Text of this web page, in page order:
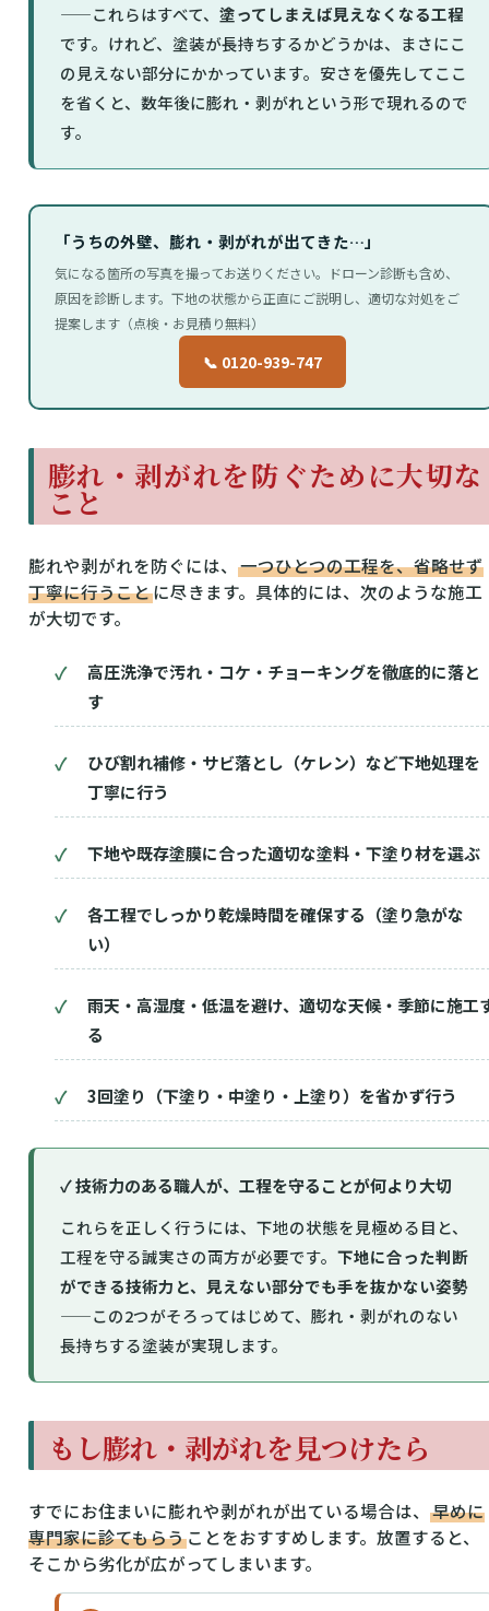
——これらはすべて、 塗ってしまえば見えなくなる工程
です。けれど、塗装が長持ちするかどうかは、まさにこ
の見えない部分にかかっています。安さを優先してここ
を省くと、数年後に膨れ・剥がれという形で現れるので
す。
「うちの外壁、膨れ・剥がれが出てきた…」
気になる箇所の写真を撮ってお送りください。ドローン診断も含め、
原因を診断します。下地の状態から正直にご説明し、適切な対処をご
提案します（点検・お見積り無料）
📞 0120-939-747
膨れ・剥がれを防ぐために大切な
こと
膨れや剥がれを防ぐには、 一つひとつの工程を、省略せず
丁寧に行うことに尽きます。具体的には、次のような施工
が大切です。
高圧洗浄で汚れ・コケ・チョーキングを徹底的に落と
す
ひび割れ補修・サビ落とし（ケレン）など下地処理を
丁寧に行う
下地や既存塗膜に合った適切な塗料・下塗り材を選ぶ
各工程でしっかり乾燥時間を確保する（塗り急がな
い）
雨天・高湿度・低温を避け、適切な天候・季節に施工
る
3回塗り（下塗り・中塗り・上塗り）を省かず行う
✓ 技術力のある職人が、工程を守ることが何より大切
これらを正しく行うには、下地の状態を見極める目と、
工程を守る誠実さの両方が必要です。 下地に合った判断
ができる技術力と、見えない部分でも手を抜かない姿勢
——この2つがそろってはじめて、膨れ・剥がれのない
長持ちする塗装が実現します。
もし膨れ・剥がれを見つけたら
すでにお住まいに膨れや剥がれが出ている場合は、 早めに
専門家に診てもらうことをおすすめします。放置すると、
そこから劣化が広がってしまいます。